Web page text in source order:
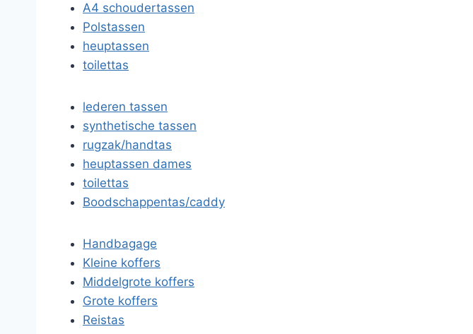
A4 schoudertassen
Polstassen
heuptassen
toilettas
lederen tassen
synthetische tassen
rugzak/handtas
heuptassen dames
toilettas
Boodschappentas/caddy
Handbagage
Kleine koffers
Middelgrote koffers
Grote koffers
Reistas